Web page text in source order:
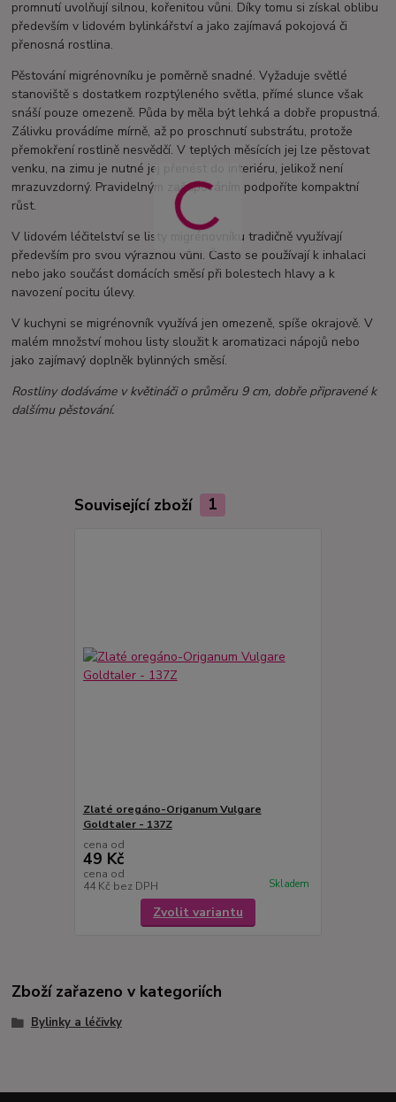
promnutí uvolňují silnou, kořenitou vůni. Díky tomu si získal oblibu
především v lidovém bylinkářství a jako zajímavá pokojová či
přenosná rostlina.
Pěstování migrénovníku je poměrně snadné. Vyžaduje světlé
stanoviště s dostatkem rozptýleného světla, přímé slunce však
snáší pouze omezeně. Půda by měla být lehká a dobře propustná.
Zálivku provádíme mírně, až po proschnutí substrátu, protože
přemokření rostlině nesvědčí. V teplých měsících jej lze pěstovat
venku, na zimu je nutné jej přenést do interiéru, jelikož není
mrazuvzdorný. Pravidelným zaštipováním podpoříte kompaktní
růst.
V lidovém léčitelství se listy migrénovníku tradičně využívají
především pro svou výraznou vůni. Často se používají k inhalaci
nebo jako součást domácích směsí při bolestech hlavy a k
navození pocitu úlevy.
V kuchyni se migrénovník využívá jen omezeně, spíše okrajově. V
malém množství mohou listy sloužit k aromatizaci nápojů nebo
jako zajímavý doplněk bylinných směsí.
Rostliny dodáváme v květináči o průměru 9 cm, dobře připravené k
dalšímu pěstování.
Související zboží 1
Zlaté oregáno-Origanum Vulgare
Goldtaler - 137Z
cena od
49 Kč
cena od
44 Kč bez DPH Skladem
Zvolit variantu
Zboží zařazeno v kategoriích
Bylinky a léčivky